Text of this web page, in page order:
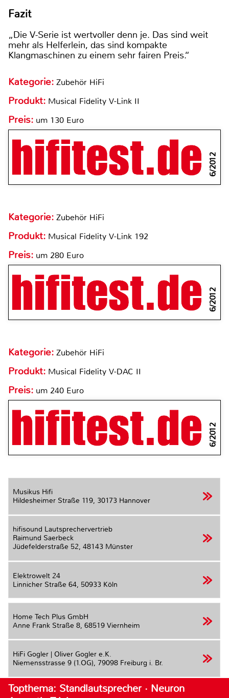
Fazit
„Die V-Serie ist wertvoller denn je. Das sind weit
mehr als Helferlein, das sind kompakte
Klangmaschinen zu einem sehr fairen Preis.“
Kategorie: Zubehör HiFi
Produkt: Musical Fidelity V-Link II
Preis: um 130 Euro
6/2012
Kategorie: Zubehör HiFi
Produkt: Musical Fidelity V-Link 192
Preis: um 280 Euro
6/2012
Kategorie: Zubehör HiFi
Produkt: Musical Fidelity V-DAC II
Preis: um 240 Euro
6/2012
Musikus Hifi
Hildesheimer Straße 119, 30173 Hannover
hifisound Lautsprechervertrieb
Raimund Saerbeck
Jüdefelderstraße 52, 48143 Münster
Elektrowelt 24
Linnicher Straße 64, 50933 Köln
Home Tech Plus GmbH
Anne Frank Straße 8, 68519 Viernheim
HiFi Gogler | Oliver Gogler e.K.
Niemensstrasse 9 (1.OG), 79098 Freiburg i. Br.
Topthema: Standlautsprecher · Neuron